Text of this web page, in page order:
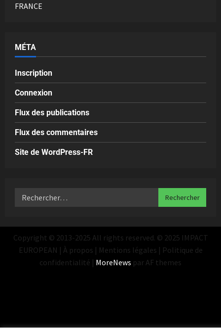
FRANCE
MÉTA
Inscription
Connexion
Flux des publications
Flux des commentaires
Site de WordPress-FR
Copyright © 2013-2025 All rights reserved. © 2025 IMPACT
EUROPEAN | À propos | Mentions légales | Politique de
confidentialité | MoreNews par AF themes